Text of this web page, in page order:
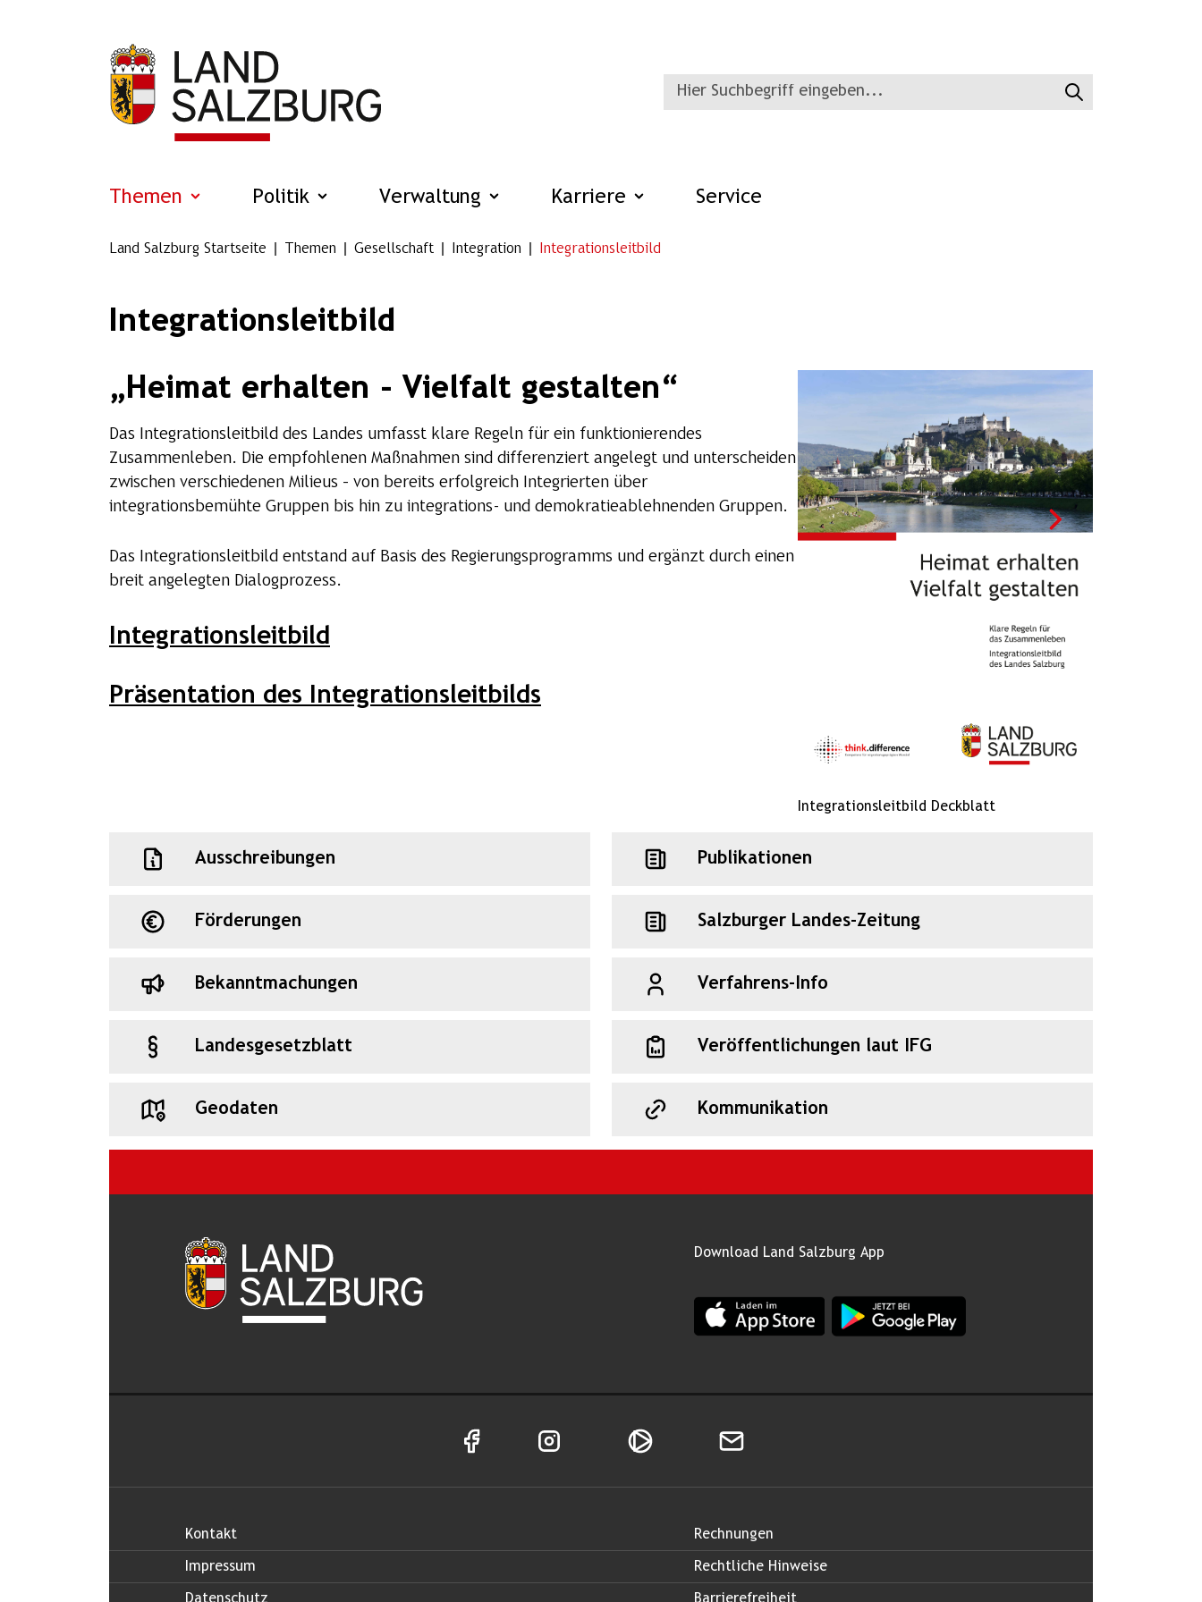
Suchen
Themen Politik Verwaltung Karriere Service
Land Salzburg Startseite Themen Gesellschaft Integration Integrationsleitbild
Integrationsleitbild
Integrationsleitbild Deckblatt
„Heimat erhalten - Vielfalt gestalten“
Das Integrationsleitbild des Landes umfasst klare Regeln für ein funktionierendes
Zusammenleben. Die empfohlenen Maßnahmen sind differenziert angelegt und unterscheiden
zwischen verschiedenen Milieus – von bereits erfolgreich Integrierten über
integrationsbemühte Gruppen bis hin zu integrations- und demokratieablehnenden Gruppen.
Das Integrationsleitbild entstand auf Basis des Regierungsprogramms und ergänzt durch einen
breit angelegten Dialogprozess.
Integrationsleitbild
Präsentation des Integrationsleitbilds
Ausschreibungen
Förderungen
Bekanntmachungen
Landesgesetzblatt
Geodaten
Publikationen
Salzburger Landes-Zeitung
Verfahrens-Info
Veröffentlichungen laut IFG
Kommunikation
Download Land Salzburg App
App Land Salzburg im Apple App StoreApp Land Salzburg im Google Play Store
Facebook Seite von Land Salzburg
Instagram Seite von Land Salzburg
Salzburg ON Newsletter abonnieren
Kontakt Rechnungen
Impressum Rechtliche Hinweise
Datenschutz Barrierefreiheit